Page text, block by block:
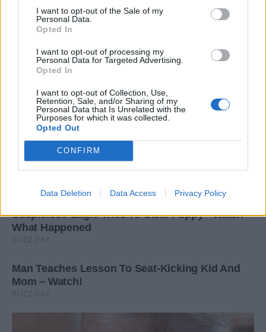
I want to opt-out of the Sale of my
Personal Data.
Opted In
I want to opt-out of processing my
Personal Data for Targeted Advertising.
Opted In
I want to opt-out of Collection, Use,
Retention, Sale, and/or Sharing of my
Personal Data that Is Unrelated with the
Purposes for which it was collected.
Opted Out
CONFIRM
Data Deletion Data Access Privacy Policy